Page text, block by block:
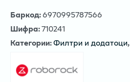
Баркод:6970995787566
Шифра:710241
Категории:Филтри и додатоци,